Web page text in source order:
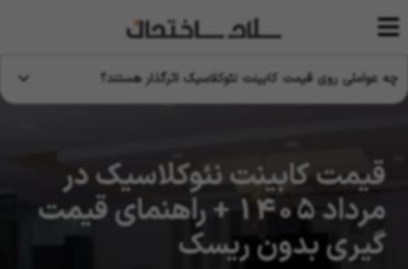
چه عواملی روی قیمت کابینت نئوکلاسیک اثرگذار هستند؟
قیمت کابینت نئوکلاسیک در
مرداد 1405 + راهنمای قیمت
گیری بدون ریسک